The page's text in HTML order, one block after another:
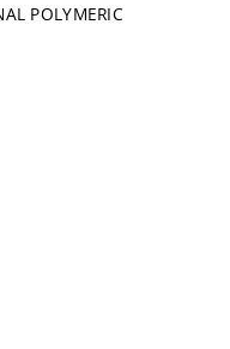
POLYMERIC